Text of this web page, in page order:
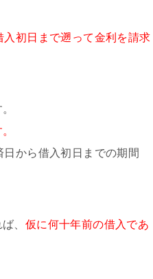
初日まで遡って金利を請求
から借入初日までの期間
、 仮に何十年前の借入であ